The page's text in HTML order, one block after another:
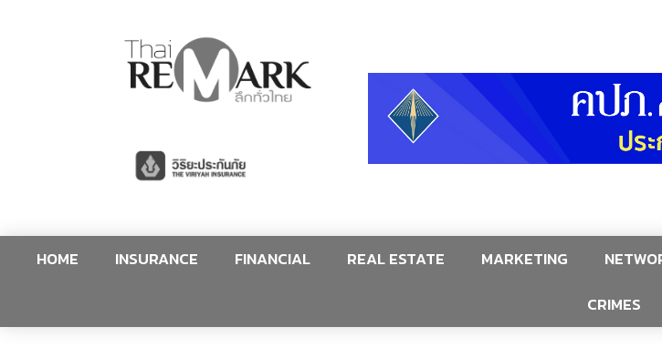
HOME INSURANCE FINANCIAL REAL ESTATE MARKETING
CRIMES